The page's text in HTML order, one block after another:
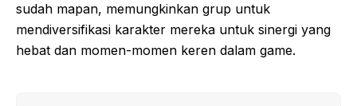
sudah mapan, memungkinkan grup untuk
mendiversifikasi karakter mereka untuk sinergi yang
hebat dan momen-momen keren dalam game.